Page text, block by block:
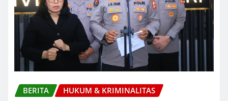
BERITA HUKUM & KRIMINALITAS